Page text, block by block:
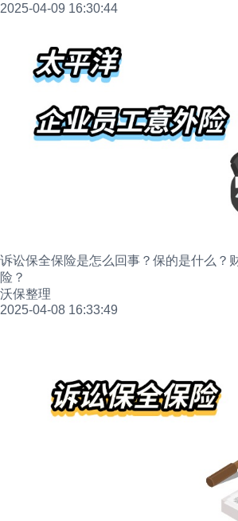
2025-04-09 16:30:44
诉讼保全保险是怎么回事？保的是什么？
险？
沃保整理
2025-04-08 16:33:49